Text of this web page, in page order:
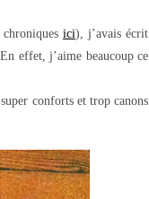
ici), j’avais écrit
effet, j’aime beaucoup ce
conforts et trop canons